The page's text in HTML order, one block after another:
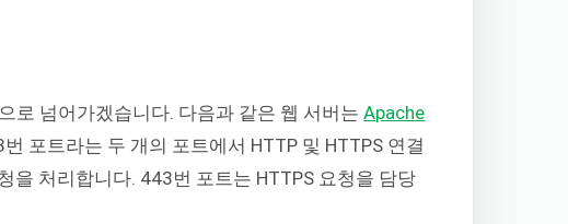
로 넘어가겠습니다. 다음과 같은 웹 서버는Apache
포트라는 두 개의 포트에서 HTTP 및 HTTPS 연결
을 처리합니다. 443번 포트는 HTTPS 요청을 담당